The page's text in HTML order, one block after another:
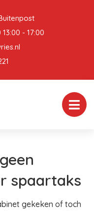
- 17:00
spaartaks
gekeken of toch